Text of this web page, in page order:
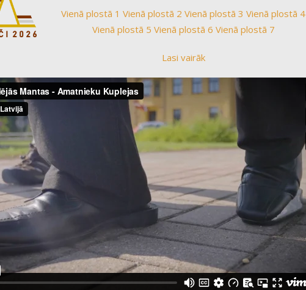
Vienā plostā 1 Vienā plostā 2 Vienā plostā 3 Vienā plostā 4
Vienā plostā 5 Vienā plostā 6 Vienā plostā 7
Lasi vairāk